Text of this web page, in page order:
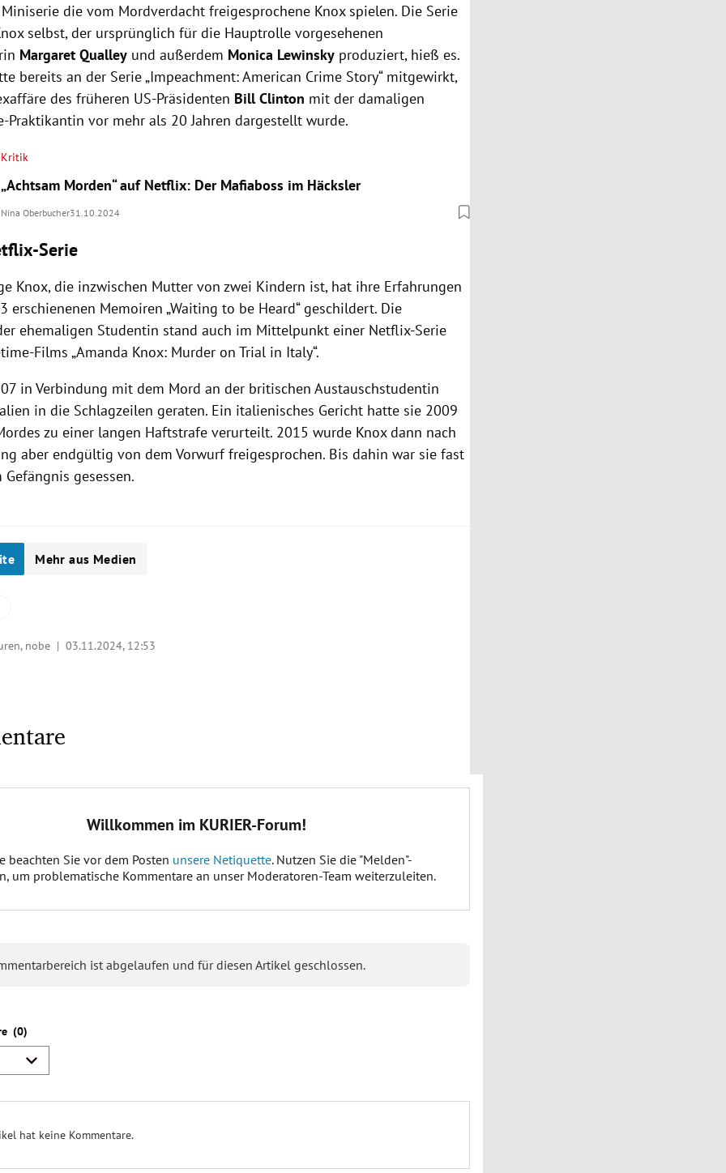
die vom Mordverdacht freigesprochene Knox spielen. Die Serie
selbst, der ursprünglich für die Hauptrolle vorgesehenen
Margaret Qualley und außerdem Monica Lewinsky produziert, hieß es.
bereits an der Serie „Impeachment: American Crime Story“ mitgewirkt,
des früheren US-Präsidenten Bill Clinton mit der damaligen
Praktikantin vor mehr als 20 Jahren dargestellt wurde.
Kritik
„Achtsam Morden“ auf Netflix: Der Mafiaboss im Häcksler
Nina Oberbucher31.10.2024
Serie
Knox, die inzwischen Mutter von zwei Kindern ist, hat ihre Erfahrungen
erschienenen Memoiren „Waiting to be Heard“ geschildert. Die
ehemaligen Studentin stand auch im Mittelpunkt einer Netflix-Serie
Films „Amanda Knox: Murder on Trial in Italy“.
in Verbindung mit dem Mord an der britischen Austauschstudentin
in die Schlagzeilen geraten. Ein italienisches Gericht hatte sie 2009
zu einer langen Haftstrafe verurteilt. 2015 wurde Knox dann nach
aber endgültig von dem Vorwurf freigesprochen. Bis dahin war sie fast
Gefängnis gesessen.
Mehr aus Medien
nobe |03.11.2024, 12:53